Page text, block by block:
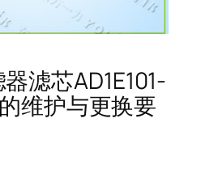
滤芯AD1E101-
维护与更换要